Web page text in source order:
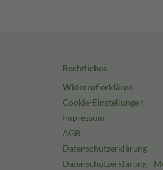
Rechtliches
Widerruf erklären
Cookie-Einstellungen
Impressum
AGB
Datenschutzerklärung
Datenschutzerklärung -